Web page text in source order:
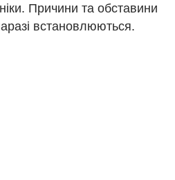
Причини та обставини
встановлюються.